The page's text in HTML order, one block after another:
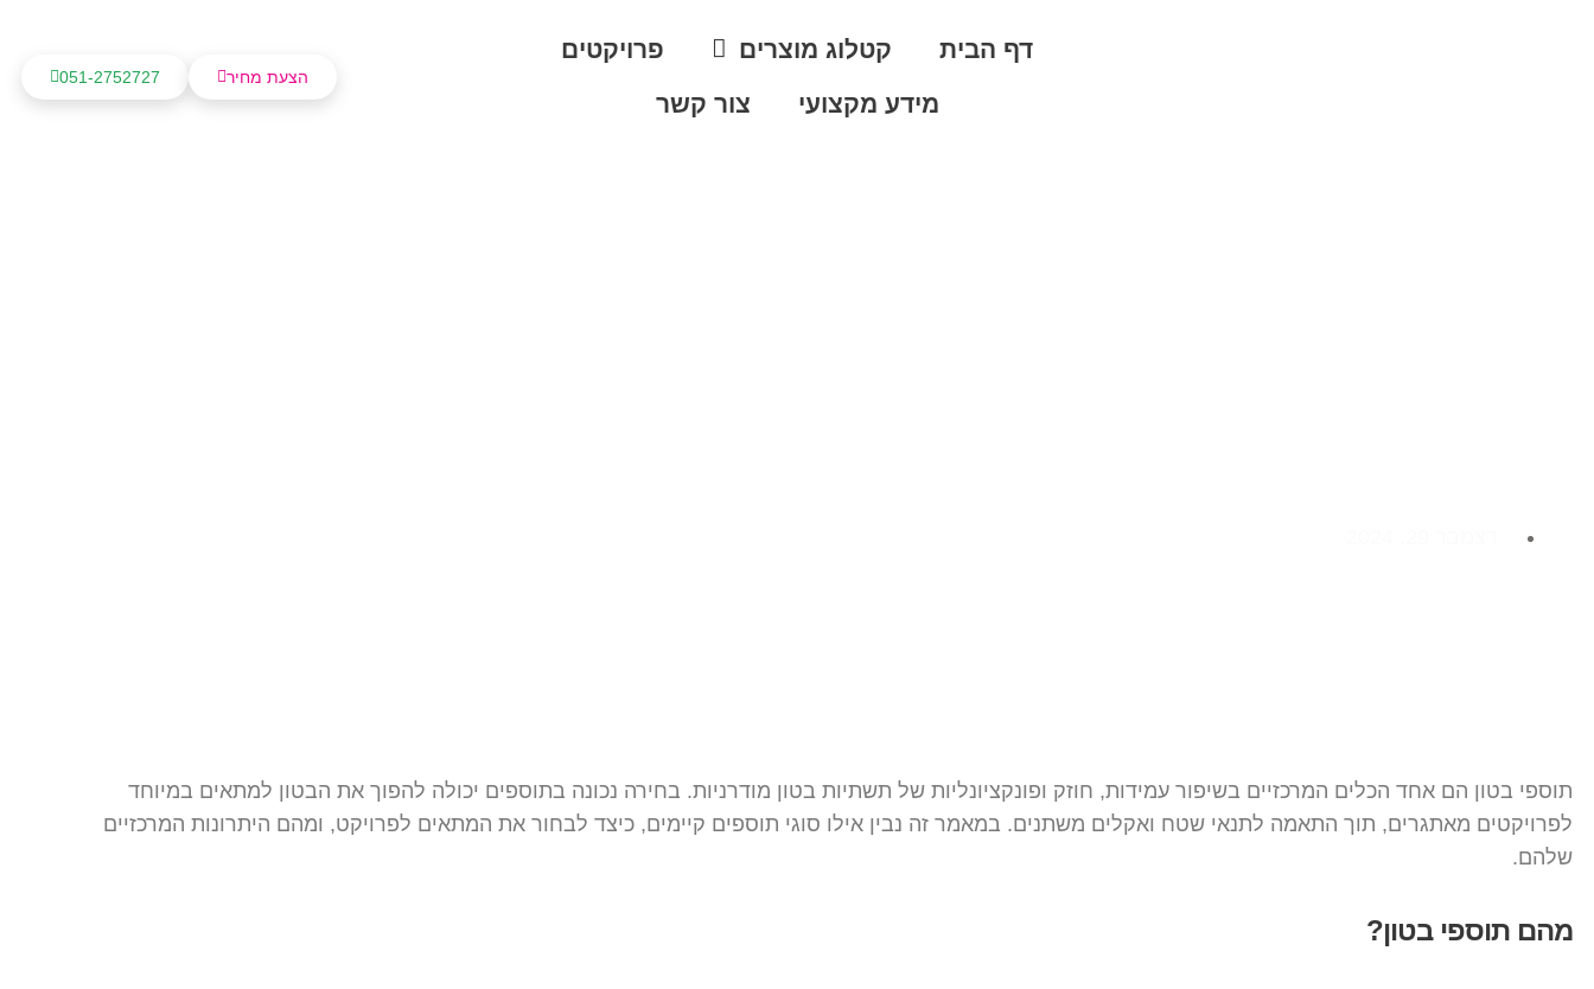
דף הבית קטלוג מוצרים פרויקטים
מידע מקצועי צור קשר
051-2752727 הצעת מחיר
תוספי בטון הם אחד הכלים המרכזיים בשיפור עמידות, חוזק ופונקציונליות של תשתיות בטון מודרניות. בחירה נכונה בתוספים יכולה להפוך את הבטון למתאים במיוחד
לפרויקטים מאתגרים, תוך התאמה לתנאי שטח ואקלים משתנים. במאמר זה נבין אילו סוגי תוספים קיימים, כיצד לבחור את המתאים לפרויקט, ומהם היתרונות המרכזיים
שלהם.
מהם תוספי בטון?